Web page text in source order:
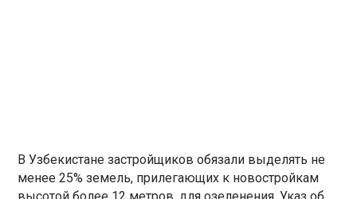
В Узбекистане застройщиков обязали выделять не
менее 25% земель, прилегающих к новостройкам